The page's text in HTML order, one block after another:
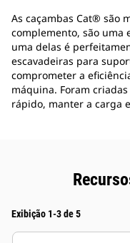
As caçambas Cat® são
complemento, são uma
uma delas é
escavadeiras para
comprometer a
máquina. Foram
rápido, manter a carga
Exibição 1-3 de 5